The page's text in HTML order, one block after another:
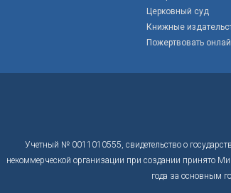
Церковный суд
Книжные
Пожертвовать
Учетный № 0011010555, свидетельство о
некоммерческой организации при создании принято
года за основным